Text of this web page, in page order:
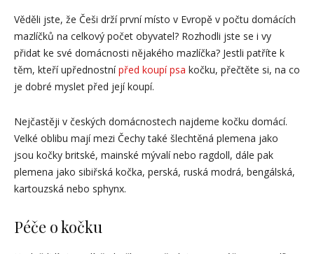
Věděli jste, že Češi drží první místo v Evropě v počtu domácích
mazlíčků na celkový počet obyvatel? Rozhodli jste se i vy
přidat ke své domácnosti nějakého mazlíčka? Jestli patříte k
těm, kteří upřednostnípřed koupí psa kočku, přečtěte si, na co
je dobré myslet před její koupí.
Nejčastěji v českých domácnostech najdeme kočku domácí.
Velké oblibu mají mezi Čechy také šlechtěná plemena jako
jsou kočky britské, mainské mývalí nebo ragdoll, dále pak
plemena jako sibiřská kočka, perská, ruská modrá, bengálská,
kartouzská nebo sphynx.
Péče o kočku